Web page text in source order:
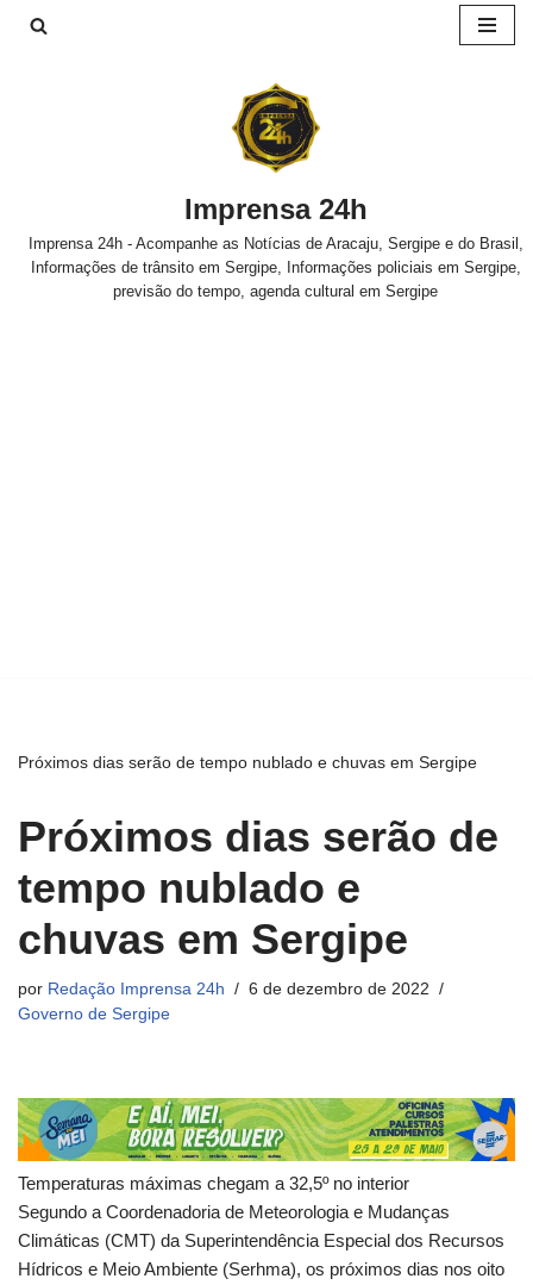
Imprensa 24h
Imprensa 24h - Acompanhe as Notícias de Aracaju, Sergipe e do Brasil,
Informações de trânsito em Sergipe, Informações policiais em Sergipe,
previsão do tempo, agenda cultural em Sergipe
Próximos dias serão de tempo nublado e chuvas em Sergipe
Próximos dias serão de
tempo nublado e
chuvas em Sergipe
por Redação Imprensa 24h
6 de dezembro de 2022
Governo de Sergipe
Temperaturas máximas chegam a 32,5º no interior
Segundo a Coordenadoria de Meteorologia e Mudanças
Climáticas (CMT) da Superintendência Especial dos Recursos
Hídricos e Meio Ambiente (Serhma), os próximos dias nos oito